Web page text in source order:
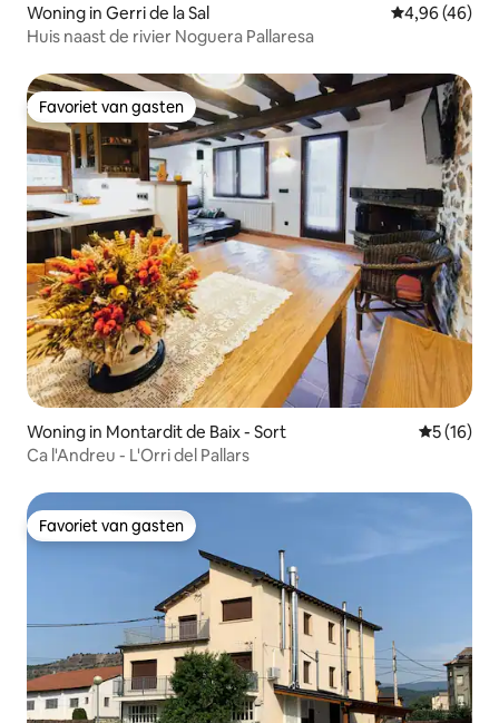
Woning in Gerri de la Sal Gemiddelde
4,96 (46)
Huis naast de rivier Noguera Pallaresa
Favoriet van gasten
Favoriet van gasten
Woning in Montardit de Baix - Sort
5 (16)
Ca l'Andreu - L'Orri del Pallars
Favoriet van gasten
Favoriet van gasten